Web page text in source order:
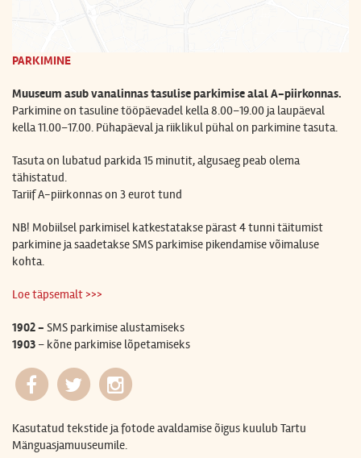
PARKIMINE
Muuseum asub vanalinnas tasulise parkimise alal A-piirkonnas.
Parkimine on tasulinetööpäevadel kella 8.00–19.00 ja laupäeval
kella 11.00–17.00. Pühapäeval ja riiklikul pühal on parkimine tasuta.
Tasuta on lubatud parkida 15 minutit, algusaeg peab olema
tähistatud.
Tariif A-piirkonnas on 3 eurot tund
NB! Mobiilsel parkimisel katkestatakse pärast 4 tunni täitumist
parkimine ja saadetakse SMS parkimise pikendamise võimaluse
kohta.
Loe täpsemalt >>>
1902 - SMS parkimise alustamiseks
1903 – kõne parkimise lõpetamiseks
Kasutatud tekstide ja fotode avaldamise õigus kuulub Tartu
Mänguasjamuuseumile.